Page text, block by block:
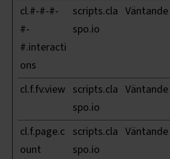
cl.#-#-#-
#-
#.interacti
ons
scripts.cla
spo.io
Väntande
cl.f.fv.view scripts.cla
spo.io
Väntande
cl.f.page.c
ount
scripts.cla
spo.io
Väntande